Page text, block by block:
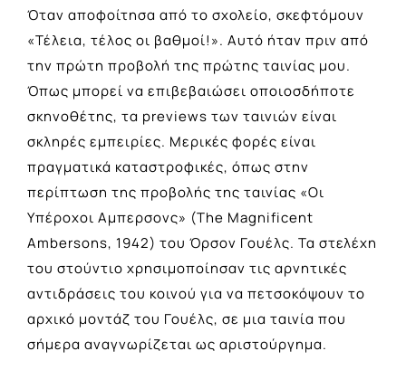
Όταν αποφοίτησα από το σχολείο, σκεφτόμουν
«Τέλεια, τέλος οι βαθμοί!». Αυτό ήταν πριν από
την πρώτη προβολή της πρώτης ταινίας μου.
Όπως μπορεί να επιβεβαιώσει οποιοσδήποτε
σκηνοθέτης, τα previews των ταινιών είναι
σκληρές εμπειρίες. Μερικές φορές είναι
πραγματικά καταστροφικές, όπως στην
περίπτωση της προβολής της ταινίας «Οι
Υπέροχοι Αμπερσονς» (The Magnificent
Ambersons, 1942) του Όρσον Γουέλς. Τα στελέχη
του στούντιο χρησιμοποίησαν τις αρνητικές
αντιδράσεις του κοινού για να πετσοκόψουν το
αρχικό μοντάζ του Γουέλς, σε μια ταινία που
σήμερα αναγνωρίζεται ως αριστούργημα.